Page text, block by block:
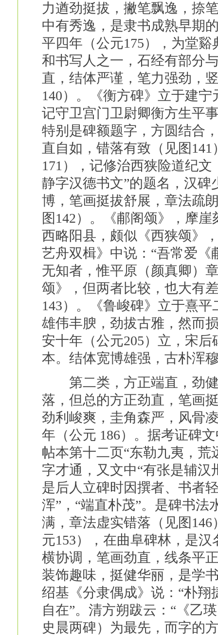
力遒劲挺拔，撇笔飘逸，捺
中有秀逸，是隶书成熟早期
平四年（公元175），为堂
和书写人之一，石经有部分
直，结体严谨，笔力强劲，
140）。《衡方碑》立于建
记守卫宫门卫尉卿衡方生平
特别是碑额题字，方圆结合
直自如，错落有致（见图
171），记修治西狭险道纪
静字汉德书文”的题名，汉
博，笔画挺拔舒展，章法疏
图142）。《郙阁颂》，摩
西略阳县，颇似《西狭颂》
艺舟双楫》中说：“吾常爱
无知者，惟平原（颜真卿）
颂》，但两者比较，也大有
143）。《鲁峻碑》立于熹
雄伟丰腴，劲拔古雅，然而
安十年（公元205）立，宋
本。结体宽博雄强，古朴浑
第二类，方正端直，劲健
落，但总的方正劲直，笔画
劲利峻爽，圭角森严，风骨
年（公元 186）。据考证碑
帖本第十二页“东勒九夷，荒
字才通，又文中“有张是辅汉
是后人立碑时因撰者、书者
浑”，“端直朴茂”。是碑书
满，章法虚实错落（见图
元153），在曲阜碑林，是
横协调，笔画劲直，线条平
装饰趣味，挺健华丽，是学
绍基《分隶偶成》说：“朴
自在”。清方朔跋云：“《乙
史晨两碑）为最先，而字的